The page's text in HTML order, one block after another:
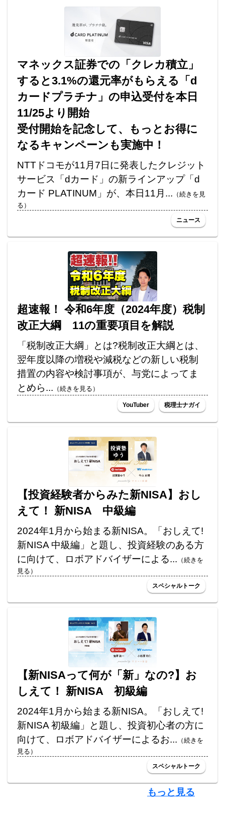
マネックス証券での「クレカ積立」
すると3.1%の還元率がもらえる「d
カードプラチナ」の申込受付を本日
11/25より開始
受付開始を記念して、もっとお得に
なるキャンペーンも実施中！
NTTドコモが11月7日に発表したクレジット
サービス「dカード」の新ラインアップ「d
カード PLATINUM」が、本日11月... （続きを見
る）
ニュース
超速報！ 令和6年度（2024年度）税制
改正大綱 11の重要項目を解説
「税制改正大綱」とは?税制改正大綱とは、
翌年度以降の増税や減税などの新しい税制
措置の内容や検討事項が、与党によってま
とめら... （続きを見る）
YouTuber 税理士ナガイ
【投資経験者からみた新NISA】おし
えて！ 新NISA 中級編
2024年1月から始まる新NISA。「おしえて!
新NISA 中級編」と題し、投資経験のある方
に向けて、ロボアドバイザーによる... （続きを
見る）
スペシャルトーク
【新NISAって何が「新」なの?】お
しえて！ 新NISA 初級編
2024年1月から始まる新NISA。「おしえて!
新NISA 初級編」と題し、投資初心者の方に
向けて、ロボアドバイザーによるお... （続きを
見る）
スペシャルトーク
もっと見る